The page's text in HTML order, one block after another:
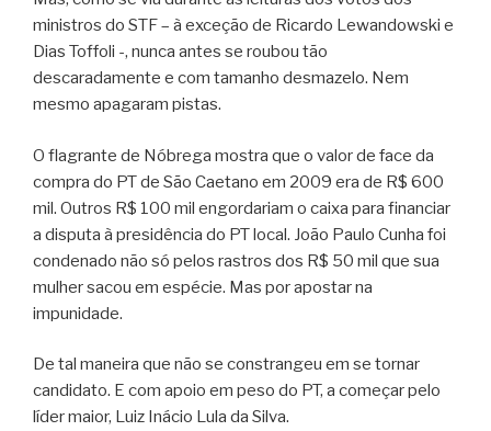
ministros do STF – à exceção de Ricardo Lewandowski e
Dias Toffoli -, nunca antes se roubou tão
descaradamente e com tamanho desmazelo. Nem
mesmo apagaram pistas.
O flagrante de Nóbrega mostra que o valor de face da
compra do PT de São Caetano em 2009 era de R$ 600
mil. Outros R$ 100 mil engordariam o caixa para financiar
a disputa à presidência do PT local. João Paulo Cunha foi
condenado não só pelos rastros dos R$ 50 mil que sua
mulher sacou em espécie. Mas por apostar na
impunidade.
De tal maneira que não se constrangeu em se tornar
candidato. E com apoio em peso do PT, a começar pelo
líder maior, Luiz Inácio Lula da Silva.